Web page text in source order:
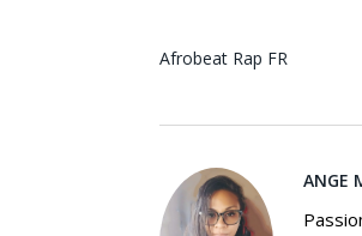
Afrobeat Rap FR
ANGE